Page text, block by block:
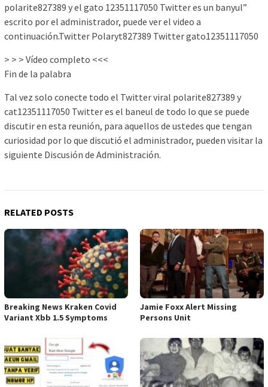
polarite827389 y el gato 12351117050 Twitter es un banyul”
escrito por el administrador, puede ver el video a
continuación.Twitter Polaryt827389 Twitter gato12351117050
> > > Vídeo completo <<<
Fin de la palabra
Tal vez solo conecte todo el Twitter viral polarite827389 y
cat12351117050 Twitter es el baneul de todo lo que se puede
discutir en esta reunión, para aquellos de ustedes que tengan
curiosidad por lo que discutió el administrador, pueden visitar la
siguiente Discusión de Administración.
RELATED POSTS
Breaking News Kraken Covid
Variant Xbb 1.5 Symptoms
Jamie Foxx Alert Missing
Persons Unit